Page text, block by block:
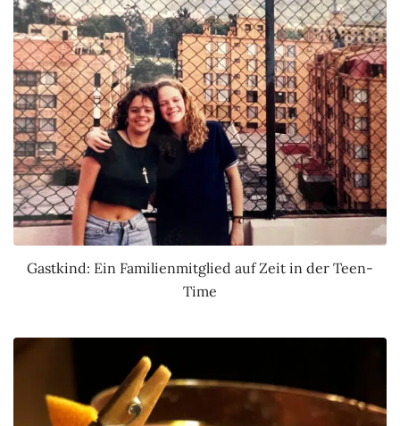
Gastkind: Ein Familienmitglied auf Zeit in der Teen-
Time